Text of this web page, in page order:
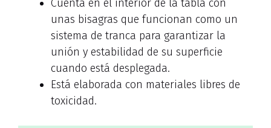
Cuenta en el interior de la tabla con
unas bisagras que funcionan como un
sistema de tranca para garantizar la
unión y estabilidad de su superficie
cuando está desplegada.
Está elaborada con materiales libres de
toxicidad.